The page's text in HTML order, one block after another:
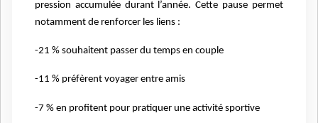
pression accumulée durant l’année. Cette pause permet
notamment de renforcer les liens :
-21 % souhaitent passer du temps en couple
-11 % préfèrent voyager entre amis
-7 % en profitent pour pratiquer une activité sportive